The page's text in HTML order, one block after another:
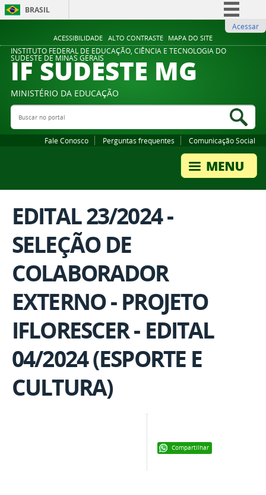
ACESSIBILIDADE ALTO CONTRASTE MAPA DO SITE
BRASIL
Comunica BR
Participe
Legislação
Acessar
INSTITUTO FEDERAL DE EDUCAÇÃO, CIÊNCIA E TECNOLOGIA DO
SUDESTE DE MINAS GERAIS
IF SUDESTE MG
MINISTÉRIO DA EDUCAÇÃO
Buscar no portal
Fale Conosco Perguntas frequentes Comunicação Social
EDITAL 23/2024 -
SELEÇÃO DE
COLABORADOR
EXTERNO - PROJETO
IFLORESCER - EDITAL
04/2024 (ESPORTE E
CULTURA)
Compartilhar